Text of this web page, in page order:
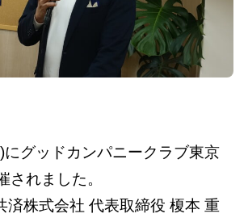
グッドカンパニークラブ東京
されました。
済株式会社 代表取締役 榎本 重